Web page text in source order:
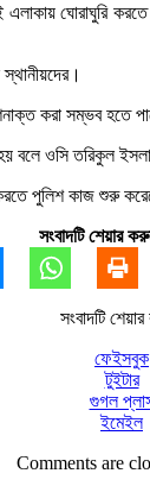
ঘোরাঘুরি
করা সম্ভব হতে
বলে ওসি তরিকুল
পুলিশ কাজ শুরু
সংবাদটি শেয়ার
সংবাদটি
ফেইসবুক
টুইটার
গুগল
ইমেইল
Comments are